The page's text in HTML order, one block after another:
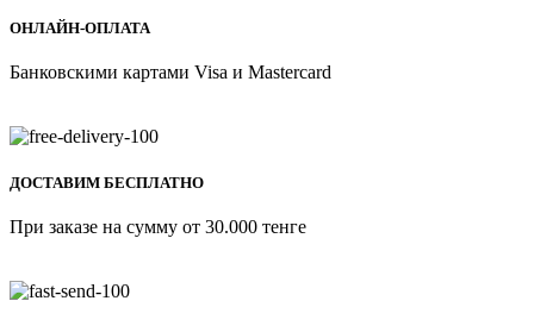
ОНЛАЙН-ОПЛАТА
Банковскими картами Visa и Mastercard
ДОСТАВИМ БЕСПЛАТНО
При заказе на сумму от 30.000 тенге